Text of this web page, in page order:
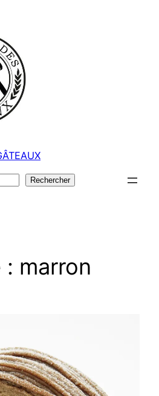
Rechercher
: marron